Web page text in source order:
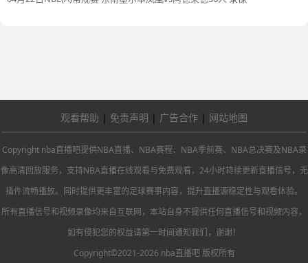
观看帮助 | 免责声明 | 广告合作 | 网站地图
Copyright nba直播吧提供NBA直播、NBA赛程、NBA季前赛、NBA总决赛及NBA录
像高清回放服务，支持NBA直播在线观看与免费观看，24小时持续更新直播信号，无
插件流畅播放。同时提供更丰富的足球赛事内容，提升直播源稳定性与观看体验。
所有直播信号和视频录像均来自互联网，本站自身不提供任何直播信号和视频内容，
如有侵犯您的权益请第一时间通知我们，谢谢！
Copyright©2021-2026 nba直播吧 版权所有